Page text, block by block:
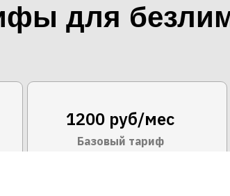
для
1200 руб/мес
Базовый тариф